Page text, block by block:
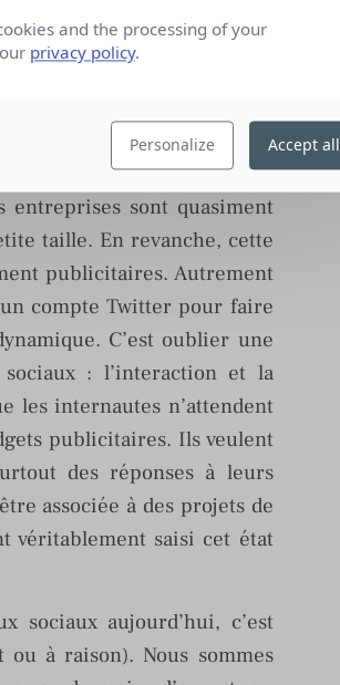
commencent à poindre ou
de l’entreprise.
sur les réseaux
mais plutôt la manière
entreprises sont quasiment
taille. En revanche, cette
publicitaires. Autrement
compte Twitter pour faire
C’est oublier une
: l’interaction et la
les internautes n’attendent
publicitaires. Ils veulent
des réponses à leurs
associée à des projets de
véritablement saisi cet état
sociaux aujourd’hui, c’est
à raison). Nous sommes
and the processing of your
privacy policy.
Personalize Accept all